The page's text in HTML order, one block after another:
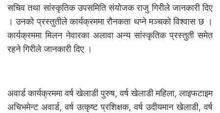
सचिव तथा सांस्कृतिक उपसमिति संयोजक राजु गिरीले जानकारी दिए
। उनको प्रस्तुतीले कार्यक्रममा रौनकता थप्ने मञ्चको विश्वास छ ।
कार्यक्रममा मिलन नेवारका अलावा अन्य सांस्कृतिक प्रस्तुती समेत
रहने गिरीले जानकारी दिए ।
अवार्ड कार्यक्रममा वर्ष खेलाडी पुरुष, वर्ष खेलाडी महिला, लाइफटाइम
अचिभमेन्ट अवार्ड, वर्ष उत्कृष्ट प्रशिक्षक, वर्ष उदीयमान खेलाडी, वर्ष